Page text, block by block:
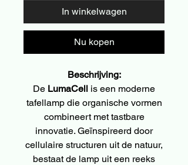
In winkelwagen
Nu kopen
Beschrijving:
De LumaCell is een moderne
tafellamp die organische vormen
combineert met tastbare
innovatie. Geïnspireerd door
cellulaire structuren uit de natuur,
bestaat de lamp uit een reeks